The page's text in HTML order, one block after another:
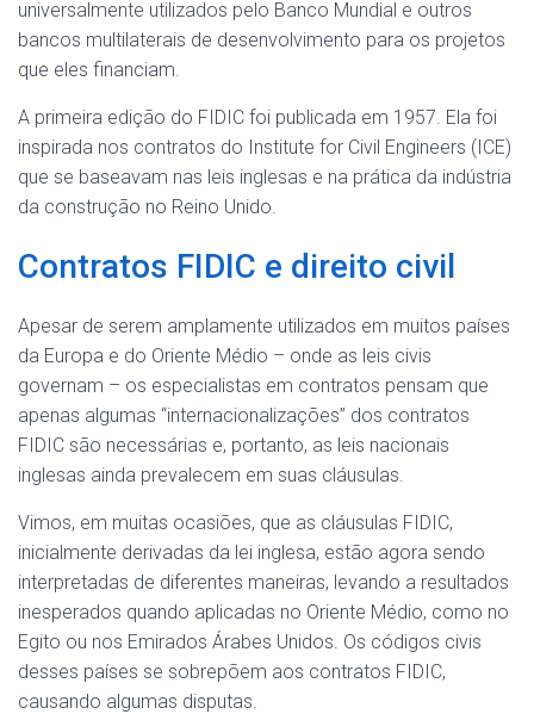
universalmente utilizados pelo Banco Mundial e outros
bancos multilaterais de desenvolvimento para os projetos
que eles financiam.
A primeira edição do FIDIC foi publicada em 1957. Ela foi
inspirada nos contratos do Institute for Civil Engineers (ICE)
que se baseavam nas leis inglesas e na prática da indústria
da construção no Reino Unido.
Contratos FIDIC e direito civil
Apesar de serem amplamente utilizados em muitos países
da Europa e do Oriente Médio – onde as leis civis
governam – os especialistas em contratos pensam que
apenas algumas “internacionalizações” dos contratos
FIDIC são necessárias e, portanto, as leis nacionais
inglesas ainda prevalecem em suas cláusulas.
Vimos, em muitas ocasiões, que as cláusulas FIDIC,
inicialmente derivadas da lei inglesa, estão agora sendo
interpretadas de diferentes maneiras, levando a resultados
inesperados quando aplicadas no Oriente Médio, como no
Egito ou nos Emirados Árabes Unidos. Os códigos civis
desses países se sobrepõem aos contratos FIDIC,
causando algumas disputas.